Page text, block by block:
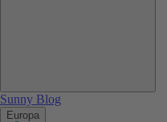
Sunny Blog
Europa